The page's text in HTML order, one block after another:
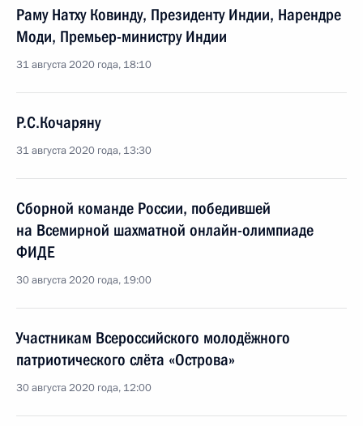
Раму Натху Ковинду, Президенту Индии, Нарендре
Моди, Премьер-министру Индии
31 августа 2020 года, 18:10
Р.С.Кочаряну
31 августа 2020 года, 13:30
Сборной команде России, победившей
на Всемирной шахматной онлайн-олимпиаде
ФИДЕ
30 августа 2020 года, 19:00
Участникам Всероссийского молодёжного
патриотического слёта «Острова»
30 августа 2020 года, 12:00